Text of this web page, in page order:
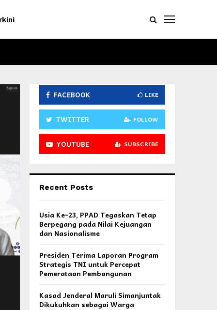
FACEBOOK LIKE
TWITTER FOLLOW
YOUTUBE SUBSCRIBE
Recent Posts
Usia Ke-23, PPAD Tegaskan Tetap
Berpegang pada Nilai Kejuangan
dan Nasionalisme
Presiden Terima Laporan Program
Strategis TNI untuk Percepat
Pemerataan Pembangunan
Kasad Jenderal Maruli Simanjuntak
Dikukuhkan sebagai Warga